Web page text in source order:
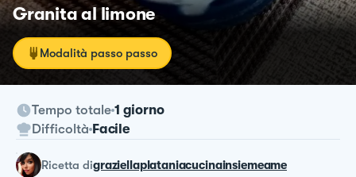
Granita al limone
Modalità passo passo
Tempo totale 1 giorno
Difficoltà Facile
ricetta digraziellaplataniacucinainsiemeame